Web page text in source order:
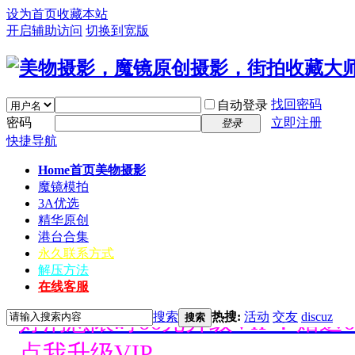
设为首页收藏本站
开启辅助访问 切换到宽版
自动登录 找回密码
密码
登录
立即注册
快捷导航
Home首页美物摄影
魔镜模拍
3A优选
精华原创
港台合集
永久联系方式
解压方法
在线客服
搜索 搜索 热搜: 活动 交友 discuz
好消息限时66元升级VIP！赠送
点我升级VIP。